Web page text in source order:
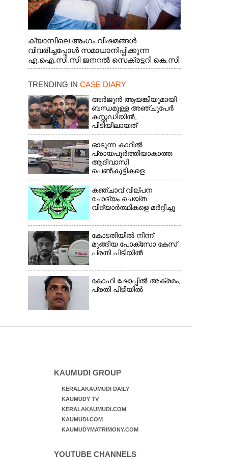
ക്യാമ്പിലെ അംഗം വിഷമങ്ങൾ
വിവരിച്ചപ്പോൾ സമാധാനിപ്പിക്കുന്ന
എ.ഐ.സി.സി ജനറൽ സെക്രട്ടറി കെ.സി
വേണുഗോപാൽ എം.പി. സഹകരണ-
എന്നിവർ
TRENDING IN CASE DIARY
അർജുൻ ആയങ്കിയുമായി
ബന്ധമുള്ള അഞ്ചുപേർ
കസ്റ്റഡിയിൽ;
പിടിയിലായത്
തിരുവനന്തപുരത്ത് നിന്ന്
ഓടുന്ന കാറിൽ
പ്രായപൂർത്തിയാകാത്ത
ആദിവാസി
പെൺകുട്ടികളെ
കൂട്ടബലാത്സംഗത്തിന്
ഇരയാക്കി; മൂന്ന് പേർ
പിടിയിൽ
കഞ്ചാവ് വില്പന
ചോദ്യം ചെയ്ത
വിദ്യാർത്ഥികളെ മർദ്ദിച്ചു
കോടതിയിൽ നിന്ന്
മുങ്ങിയ പോക്സോ കേസ്
പ്രതി പിടിയിൽ
കോഫി ഷോപ്പിൽ അക്രമം;
പ്രതി പിടിയിൽ
KAUMUDI GROUP
KERALAKAUMUDI DAILY
KAUMUDY TV
KERALAKAUMUDI.COM
KAUMUDI.COM
KAUMUDYMATRIMONY.COM
YOUTUBE CHANNELS